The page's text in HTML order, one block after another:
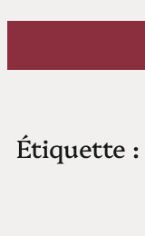
Aller
contenu
Étiquette :